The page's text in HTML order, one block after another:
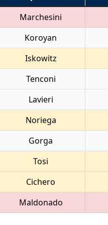
Marchesini
Koroyan
Iskowitz
Tenconi
Lavieri
Noriega
Gorga
Tosi
Cichero
Maldonado